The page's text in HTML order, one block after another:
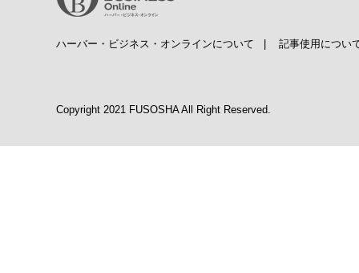
ハーバー・ビジネス・オンラインについて 記事使用につい
Copyright 2021 FUSOSHA All Right Reserved.